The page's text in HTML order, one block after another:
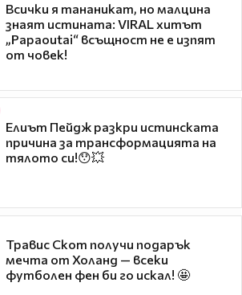
Всички я тананикат, но малцина
знаят истината: VIRAL хитът
„Papaoutai“ всъщност не е изпят
от човек!
Елиът Пейдж разкри истинската
причина за трансформацията на
тялото си!😯💥
Травис Скот получи подарък
мечта от Холанд — всеки
футболен фен би го искал! 🤩